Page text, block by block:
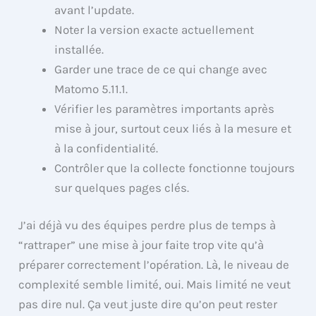
avant l’update.
Noter la version exacte actuellement
installée.
Garder une trace de ce qui change avec
Matomo 5.11.1.
Vérifier les paramètres importants après
mise à jour, surtout ceux liés à la mesure et
à la confidentialité.
Contrôler que la collecte fonctionne toujours
sur quelques pages clés.
J’ai déjà vu des équipes perdre plus de temps à
“rattraper” une mise à jour faite trop vite qu’à
préparer correctement l’opération. Là, le niveau de
complexité semble limité, oui. Mais limité ne veut
pas dire nul. Ça veut juste dire qu’on peut rester